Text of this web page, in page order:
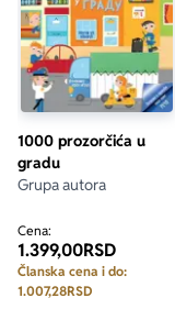
1000 prozorčića u
gradu
Grupa autora
Cena:
1.399,00RSD
Članska cena i do:
1.007,28RSD